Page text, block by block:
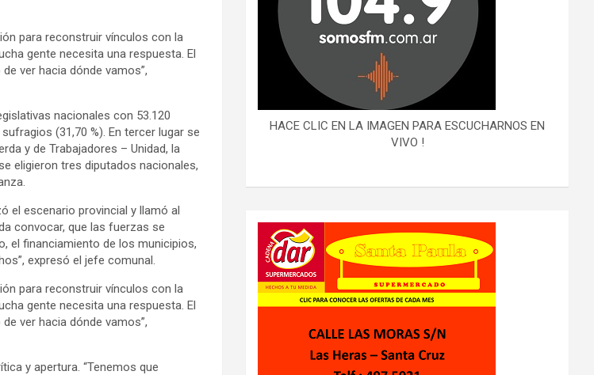
para reconstruir vínculos con la
gente necesita una respuesta. El
ver hacia dónde vamos”,
nacionales con 53.120
(31,70 %). En tercer lugar se
y de Trabajadores – Unidad, la
eligieron tres diputados nacionales,
el escenario provincial y llamó al
convocar, que las fuerzas se
el financiamiento de los municipios,
expresó el jefe comunal.
para reconstruir vínculos con la
gente necesita una respuesta. El
ver hacia dónde vamos”,
y apertura. “Tenemos que
HACE CLIC EN LA IMAGEN PARA ESCUCHARNOS EN
VIVO !